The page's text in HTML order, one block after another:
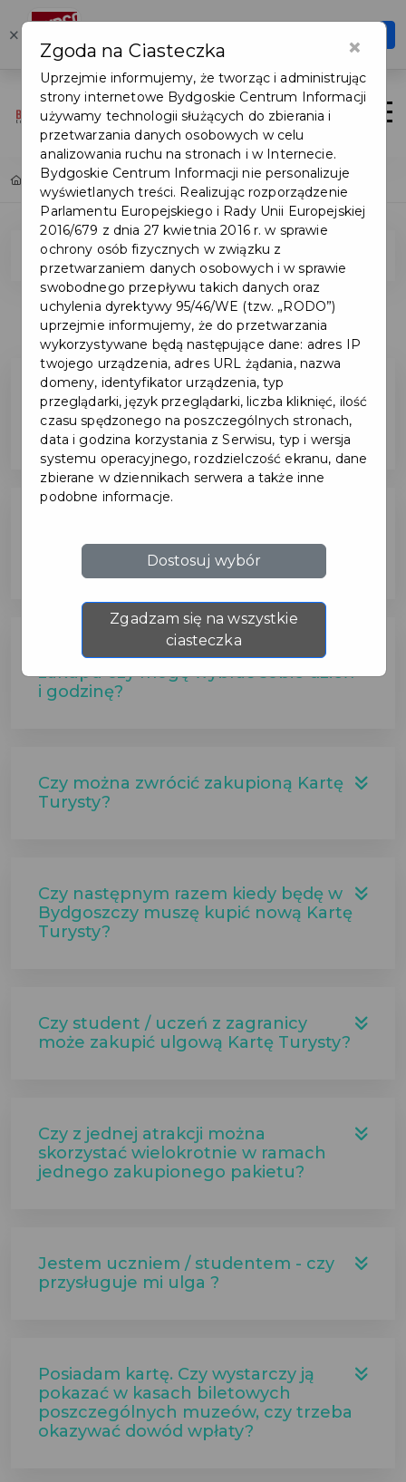
× Karta Turysty
Szybciej, wygodniej, zawsze pod ręką
Login/Rejestracja
Home Popularne pytania
Pytania ogólne
Pytania ogólne
Co zrobić jeżeli Karta i doładowany
na niej pakiet nie działają
prawidłowo?
używana przez kilka osób (w ramach
jednego wykupionego pakietu)?
Czy Karta jest ważna od momentu
zakupu czy mogę wybrać sobie dzień
i godzinę?
Czy można zwrócić zakupioną Kartę
Turysty?
Czy następnym razem kiedy będę w
Bydgoszczy muszę kupić nową Kartę
Turysty?
Czy student / uczeń z zagranicy
może zakupić ulgową Kartę Turysty?
Czy z jednej atrakcji można
skorzystać wielokrotnie w ramach
jednego zakupionego pakietu?
Jestem uczniem / studentem - czy
przysługuje mi ulga ?
Posiadam kartę. Czy wystarczy ją
pokazać w kasach biletowych
poszczególnych muzeów, czy trzeba
okazywać dowód wpłaty?
×
Zgoda na Ciasteczka
Uprzejmie informujemy, że tworząc i administrując
strony internetowe Bydgoskie Centrum Informacji
używamy technologii służących do zbierania i
przetwarzania danych osobowych w celu
analizowania ruchu na stronach i w Internecie.
Bydgoskie Centrum Informacji nie personalizuje
wyświetlanych treści. Realizując rozporządzenie
Parlamentu Europejskiego i Rady Unii Europejskiej
2016/679 z dnia 27 kwietnia 2016 r. w sprawie
ochrony osób fizycznych w związku z
przetwarzaniem danych osobowych i w sprawie
swobodnego przepływu takich danych oraz
uchylenia dyrektywy 95/46/WE (tzw. „RODO”)
uprzejmie informujemy, że do przetwarzania
wykorzystywane będą następujące dane: adres IP
twojego urządzenia, adres URL żądania, nazwa
domeny, identyfikator urządzenia, typ
przeglądarki, język przeglądarki, liczba kliknięć, ilość
czasu spędzonego na poszczególnych stronach,
data i godzina korzystania z Serwisu, typ i wersja
systemu operacyjnego, rozdzielczość ekranu, dane
zbierane w dziennikach serwera a także inne
podobne informacje.
Dostosuj wybór
Zgadzam się na wszystkie
ciasteczka